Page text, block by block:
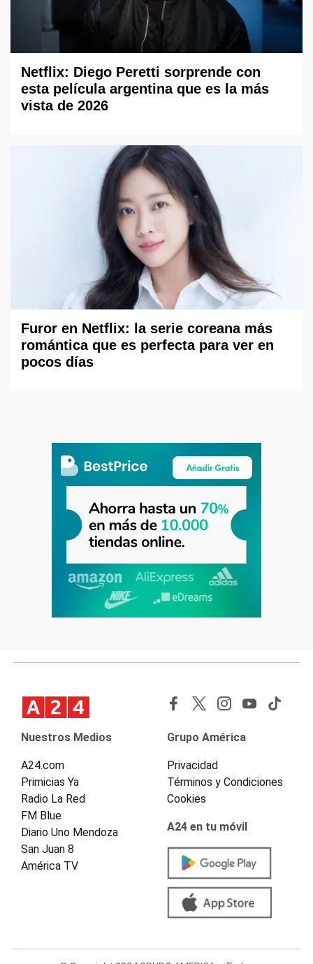
Netflix: Diego Peretti sorprende con
esta película argentina que es la más
vista de 2026
Furor en Netflix: la serie coreana más
romántica que es perfecta para ver en
pocos días
Nuestros Medios
A24.com
Primicias Ya
Radio La Red
FM Blue
Diario Uno Mendoza
San Juan 8
América TV
Grupo América
Privacidad
Términos y Condiciones
Cookies
A24 en tu móvil